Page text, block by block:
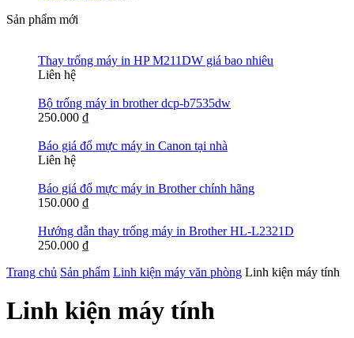
Sản phẩm mới
Thay trống máy in HP M211DW giá bao nhiêu
Liên hệ
Bộ trống máy in brother dcp-b7535dw
250.000 ₫
Báo giá đổ mực máy in Canon tại nhà
Liên hệ
Báo giá đổ mực máy in Brother chính hãng
150.000 ₫
Hướng dẫn thay trống máy in Brother HL-L2321D
250.000 ₫
Trang chủ Sản phẩm Linh kiện máy văn phòng Linh kiện máy tính
Linh kiện máy tính